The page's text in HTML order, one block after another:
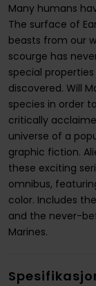
Many humans
The surface of
beasts from our
scourge has
special
discovered. Will
species in order
critically
universe of a
graphic fiction.
these exciting
omnibus,
color. Includes
and the never-
Marines.